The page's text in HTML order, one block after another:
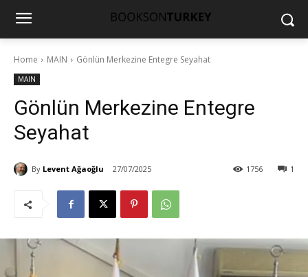
Home MAIN Gönlün Merkezine Entegre Seyahat
MAIN
Gönlün Merkezine Entegre
Seyahat
By Levent Ağaoğlu 27/07/2025 1
1756